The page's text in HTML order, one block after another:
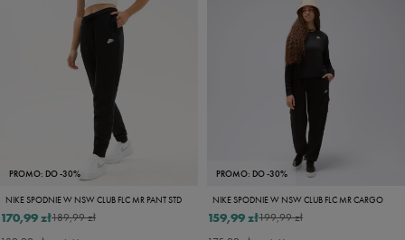
PROMO: DO -30%
NIKE SPODNIE W NSW CLUB FLC MR PANT STD
189,99 zł
170,99 zł
PROMO: DO -30%
NIKE SPODNIE W NSW CLUB FLC MR CARGO
199,99 zł
159,99 zł